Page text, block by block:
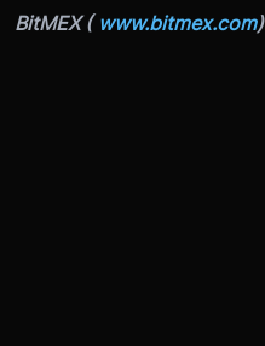
BitMEX ( www.bitmex.com)